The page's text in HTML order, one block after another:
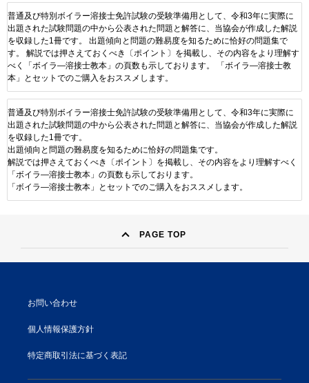
普通及び特別ボイラー溶接士免許試験の受験準備用として、令和3年に実際に
出題された試験問題の中から公表された問題と解答に、当協会が作成した解説
を収録した1冊です。 出題傾向と問題の難易度を知るために恰好の問題集で
す。 解説では押さえておくべき〔ポイント〕を掲載し、その内容をより理解す
べく「ボイラ―溶接士教本」の頁数も示しております。 「ボイラ―溶接士教
本」とセットでのご購入をおススメします。
普通及び特別ボイラー溶接士免許試験の受験準備用として、令和3年に実際に
出題された試験問題の中から公表された問題と解答に、当協会が作成した解説
を収録した1冊です。
出題傾向と問題の難易度を知るために恰好の問題集です。
解説では押さえておくべき〔ポイント〕を掲載し、その内容をより理解すべく
「ボイラ―溶接士教本」の頁数も示しております。
「ボイラ―溶接士教本」とセットでのご購入をおススメします。
PAGE TOP
お問い合わせ
個人情報保護方針
特定商取引法に基づく表記